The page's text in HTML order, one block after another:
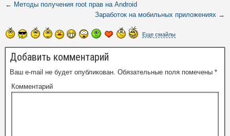
← Методы получения root прав на Android
Заработок на мобильных приложениях →
Еще смайлы
Добавить комментарий
Ваш e-mail не будет опубликован. Обязательные поля помечены *
Комментарий